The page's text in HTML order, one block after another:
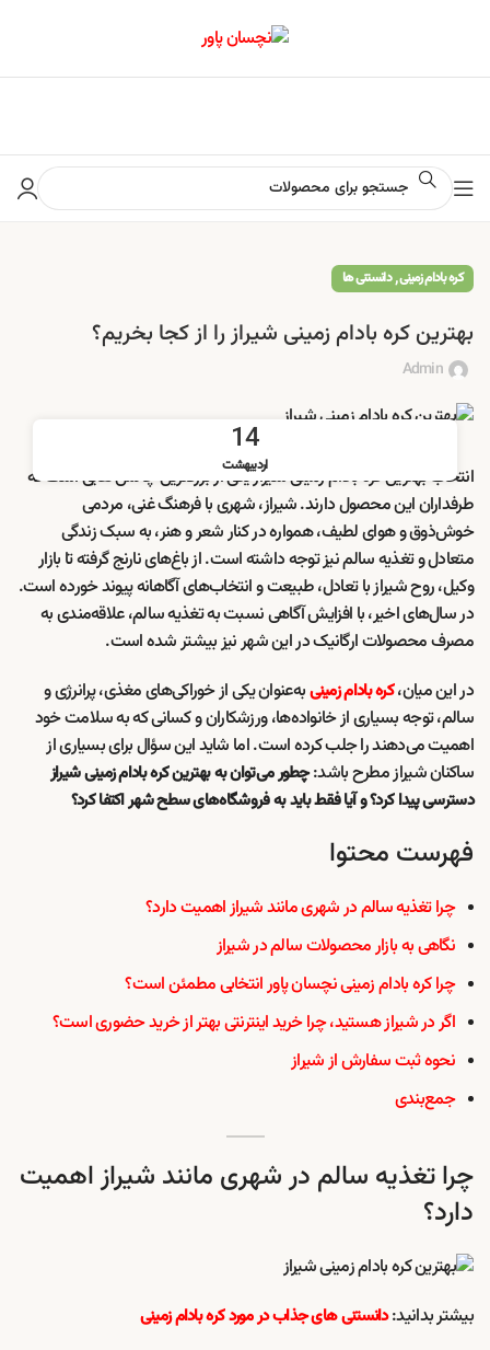
کره بادام زمینی,دانستنی ها
بهترین کره بادام زمینی شیراز را از کجا بخریم؟
Admin
14
اردیبهشت
انتخاب بهترین کره بادام زمینی شیراز یکی از بزرگترین چالش هایی است که
طرفداران این محصول دارند. شیراز، شهری با فرهنگ غنی، مردمی
خوش‌ذوق و هوای لطیف، همواره در کنار شعر و هنر، به سبک زندگی
متعادل و تغذیه سالم نیز توجه داشته است. از باغ‌های نارنج گرفته تا بازار
وکیل، روح شیراز با تعادل، طبیعت و انتخاب‌های آگاهانه پیوند خورده است.
در سال‌های اخیر، با افزایش آگاهی نسبت به تغذیه سالم، علاقه‌مندی به
مصرف محصولات ارگانیک در این شهر نیز بیشتر شده است.
در این میان،کره بادام زمینیبه‌عنوان یکی از خوراکی‌های مغذی، پرانرژی و
سالم، توجه بسیاری از خانواده‌ها، ورزشکاران و کسانی که به سلامت خود
اهمیت می‌دهند را جلب کرده است. اما شاید این سؤال برای بسیاری از
ساکنان شیراز مطرح باشد:چطور می‌توان به بهترین کره بادام زمینی شیراز
دسترسی پیدا کرد؟ و آیا فقط باید به فروشگاه‌های سطح شهر اکتفا کرد؟
فهرست محتوا
چرا تغذیه سالم در شهری مانند شیراز اهمیت دارد؟
نگاهی به بازار محصولات سالم در شیراز
چرا کره بادام زمینی نچسان پاور انتخابی مطمئن است؟
اگر در شیراز هستید، چرا خرید اینترنتی بهتر از خرید حضوری است؟
نحوه ثبت سفارش از شیراز
جمع‌بندی
چرا تغذیه سالم در شهری مانند شیراز اهمیت
دارد؟
بیشتر بدانید:دانستنی های جذاب در مورد کره بادام زمینی